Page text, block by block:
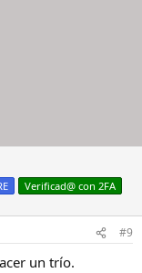
Verificad@ con 2FA
#9
un trío.